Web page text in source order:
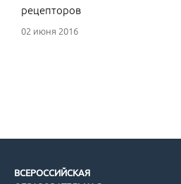
рецепторов
02 июня 2016
ВСЕРОССИЙСКАЯ